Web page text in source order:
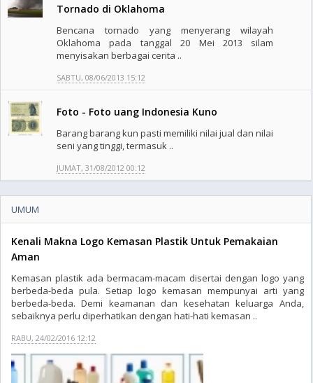
Tornado di Oklahoma
Bencana tornado yang menyerang wilayah
Oklahoma pada tanggal 20 Mei 2013 silam
menyisakan berbagai cerita ..
SABTU, 08/06/2013 15:12
Foto - Foto uang Indonesia Kuno
Barang barang kun pasti memiliki nilai jual dan nilai
seni yang tinggi, termasuk ..
JUMAT, 31/08/2012 00:12
UMUM
Kenali Makna Logo Kemasan Plastik Untuk Pemakaian
Aman
Kemasan plastik ada bermacam-macam disertai dengan logo yang
berbeda-beda pula. Setiap logo kemasan mempunyai arti yang
berbeda-beda. Demi keamanan dan kesehatan keluarga Anda,
sebaiknya perlu diperhatikan dengan hati-hati kemasan ..
RABU, 24/02/2016 12:12